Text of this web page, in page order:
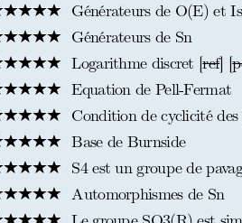
Générateurs de O(E) et
Générateurs de Sn
Logarithme discret [ref] [
Equation de Pell-Fermat
Condition de cyclicité
Base de Burnside
S4 est un groupe de
Automorphismes de Sn